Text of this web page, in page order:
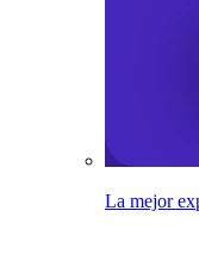
La mejor